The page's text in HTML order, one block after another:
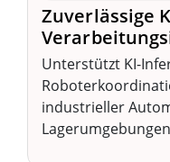
Zuverlässige
Unterstützt KI-
industrieller